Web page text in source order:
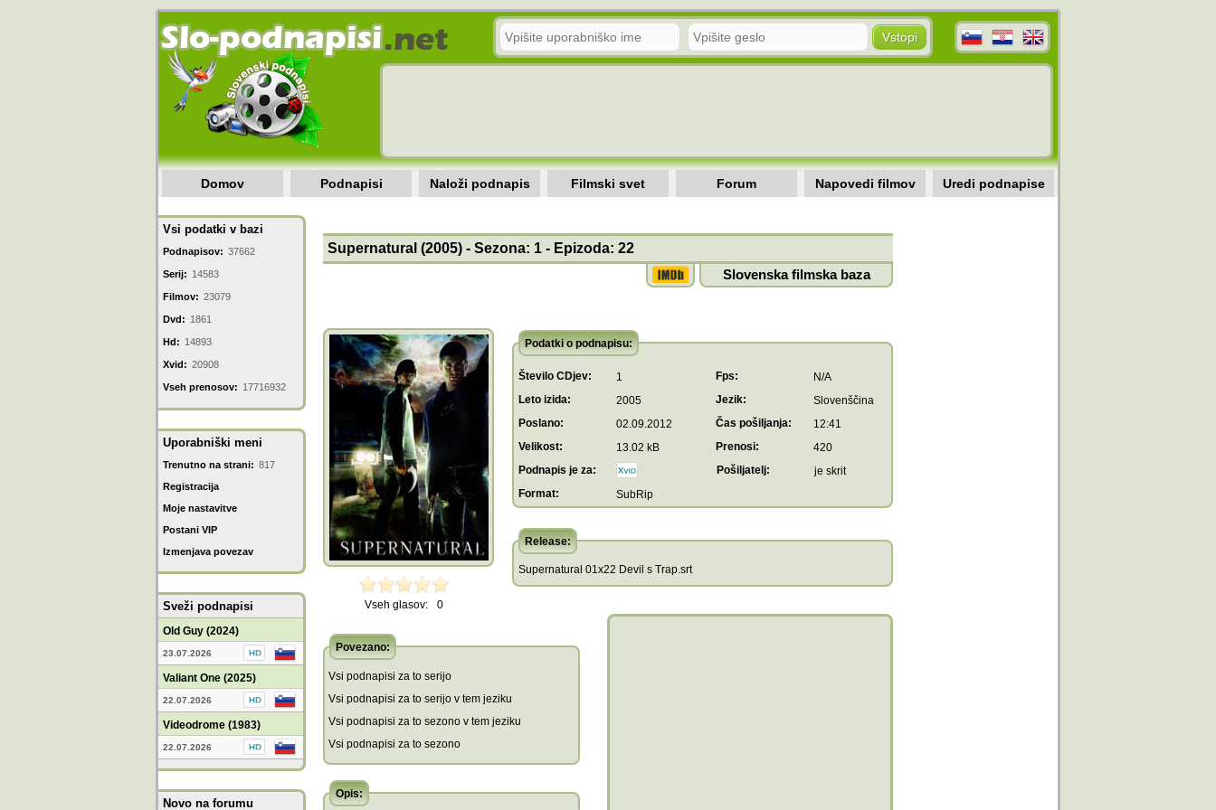
Domov Podnapisi Naloži podnapis Filmski svet Forum Napovedi filmov Uredi podnapise
Vsi podatki v bazi
Podnapisov: 37662
Serij: 14583
Filmov: 23079
Dvd: 1861
Hd: 14893
Xvid: 20908
Vseh prenosov: 17716932
Uporabniški meni
Trenutno na strani: 817
Registracija
Moje nastavitve
Postani VIP
Izmenjava povezav
Sveži podnapisi
Old Guy (2024)
23.07.2026
Valiant One (2025)
22.07.2026
Videodrome (1983)
22.07.2026
Novo na forumu
Supernatural (2005) - Sezona: 1 - Epizoda: 22
Slovenska filmska baza
Vseh glasov: 0
Podatki o podnapisu:
Število CDjev: 1 Fps:
N/A
Leto izida:
2005 Jezik:
Slovenščina
Poslano:
02.09.2012 Čas pošiljanja:
12:41
Velikost:
13.02 kB Prenosi:
420
Podnapis je za:
Pošiljatelj:
je skrit
Format:
SubRip
Release:
Supernatural 01x22 Devil s Trap.srt
Povezano:
Vsi podnapisi za to serijo
Vsi podnapisi za to serijo v tem jeziku
Vsi podnapisi za to sezono v tem jeziku
Vsi podnapisi za to sezono
Opis: